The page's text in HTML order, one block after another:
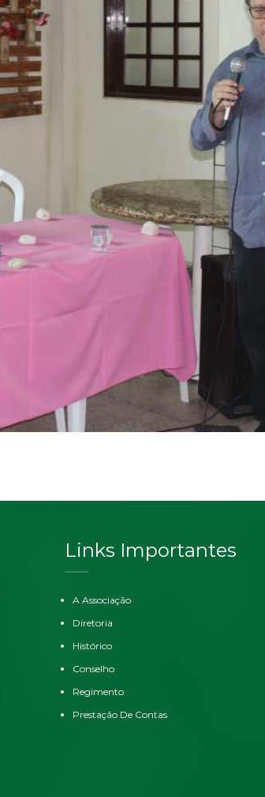
Links Importantes
A Associação
Diretoria
Histórico
Conselho
Regimento
Prestação De Contas